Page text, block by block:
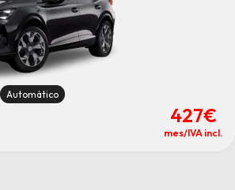
Automático
427€
mes/IVA incl.